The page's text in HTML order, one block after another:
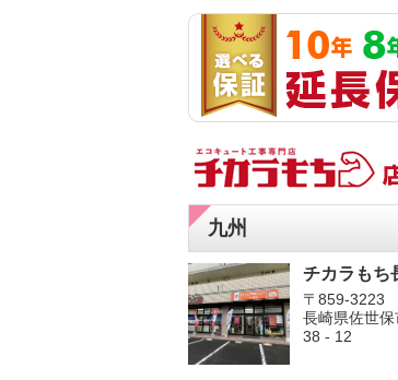
九州
チカラもち
〒859-3223
長崎県佐世保
38 - 12